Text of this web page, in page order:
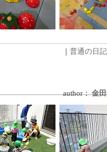
｜ 普通の日記
author：金